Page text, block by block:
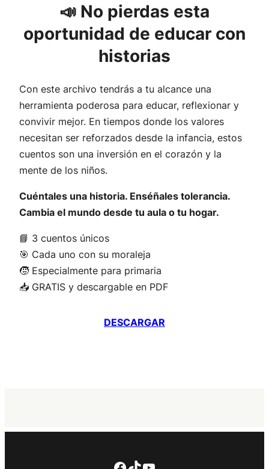
📣 No pierdas esta
oportunidad de educar con
historias
Con este archivo tendrás a tu alcance una
herramienta poderosa para educar, reflexionar y
convivir mejor. En tiempos donde los valores
necesitan ser reforzados desde la infancia, estos
cuentos son una inversión en el corazón y la
mente de los niños.
Cuéntales una historia. Enséñales tolerancia.
Cambia el mundo desde tu aula o tu hogar.
📘 3 cuentos únicos
🎯 Cada uno con su moraleja
🧒 Especialmente para primaria
📥 GRATIS y descargable en PDF
DESCARGAR